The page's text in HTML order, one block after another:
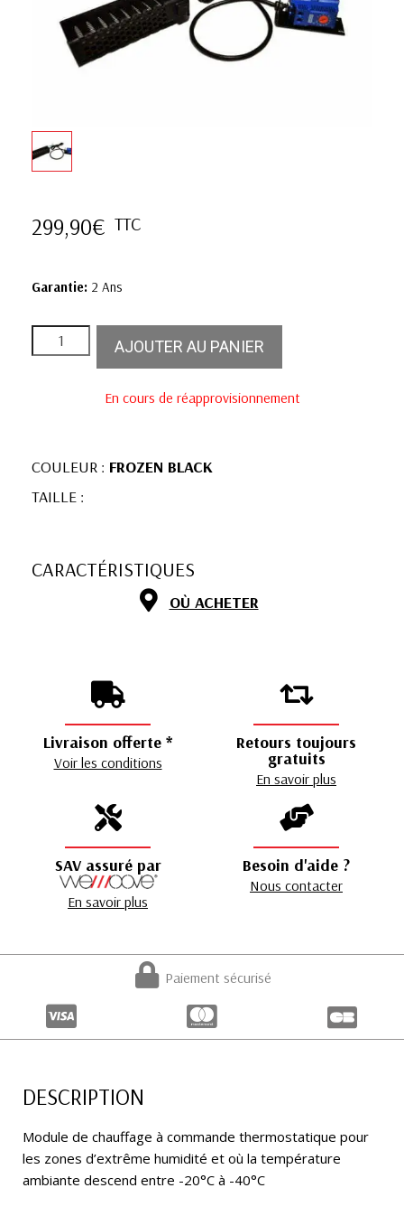
OÙ ACHETER
299,90€ TTC
Garantie: 2 Ans
AJOUTER AU PANIER
En cours de réapprovisionnement
COULEUR : FROZEN BLACK
TAILLE :
CARACTÉRISTIQUES
Livraison offerte *
Voir les conditions
Retours toujours
gratuits
En savoir plus
SAV assuré par
En savoir plus
Besoin d'aide ?
Nous contacter
Paiement sécurisé
DESCRIPTION
Module de chauffage à commande thermostatique pour
les zones d’extrême humidité et où la température
ambiante descend entre -20°C à -40°C